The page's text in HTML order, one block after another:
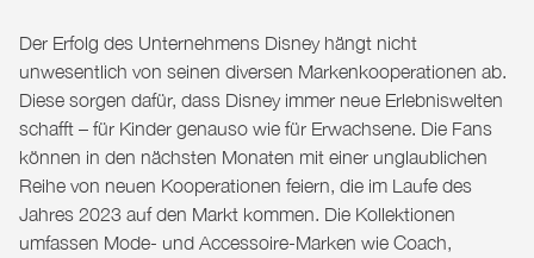
Der Erfolg des Unternehmens Disney hängt nicht
unwesentlich von seinen diversen Markenkooperationen ab.
Diese sorgen dafür, dass Disney immer neue Erlebniswelten
schafft – für Kinder genauso wie für Erwachsene. Die Fans
können in den nächsten Monaten mit einer unglaublichen
Reihe von neuen Kooperationen feiern, die im Laufe des
Jahres 2023 auf den Markt kommen. Die Kollektionen
umfassen Mode- und Accessoire-Marken wie Coach,